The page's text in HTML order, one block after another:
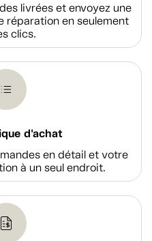
livrées et envoyez une
réparation en seulement
clics.
d'achat
en détail et votre
à un seul endroit.